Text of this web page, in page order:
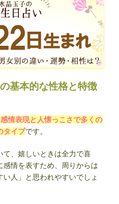
基本的な性格と特徴
情表現と人懐っこさで多くの
タイプです。
て、嬉しいときは全力で喜
情を表すため、周りからは
い人」と思われやすいでしょ